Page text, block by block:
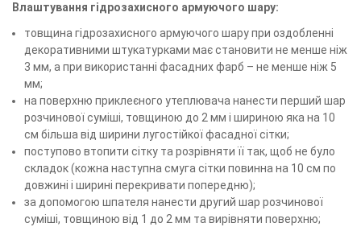
Влаштування гідрозахисного армуючого шару:
товщина гідрозахисного армуючого шару при оздобленні
декоративними штукатурками має становити не менше ніж
3 мм, а при використанні фасадних фарб – не менше ніж 5
мм;
на поверхню приклеєного утеплювача нанести перший шар
розчинової суміші, товщиною до 2 мм і шириною яка на 10
см більша від ширини лугостійкої фасадної сітки;
поступово втопити сітку та розрівняти її так, щоб не було
складок (кожна наступна смуга сітки повинна на 10 см по
довжині і ширині перекривати попередню);
за допомогою шпателя нанести другий шар розчинової
суміші, товщиною від 1 до 2 мм та вирівняти поверхню;